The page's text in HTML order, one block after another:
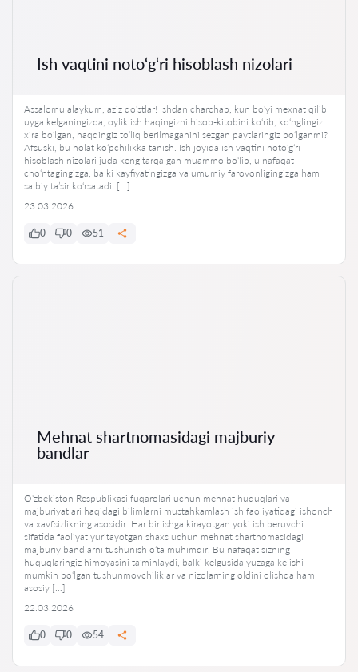
Ish vaqtini noto‘g‘ri hisoblash nizolari
Assalomu alaykum, aziz do‘stlar! Ishdan charchab, kun bo‘yi mexnat qilib
uyga kelganingizda, oylik ish haqingizni hisob-kitobini ko‘rib, ko‘nglingiz
xira bo‘lgan, haqqingiz to‘liq berilmaganini sezgan paytlaringiz bo‘lganmi?
Afsuski, bu holat ko‘pchilikka tanish. Ish joyida ish vaqtini noto‘g‘ri
hisoblash nizolari juda keng tarqalgan muammo bo‘lib, u nafaqat
cho‘ntagingizga, balki kayfiyatingizga va umumiy farovonligingizga ham
salbiy ta’sir ko‘rsatadi. […]
23.03.2026
0 0 51
Mehnat shartnomasidagi majburiy
bandlar
O‘zbekiston Respublikasi fuqarolari uchun mehnat huquqlari va
majburiyatlari haqidagi bilimlarni mustahkamlash ish faoliyatidagi ishonch
va xavfsizlikning asosidir. Har bir ishga kirayotgan yoki ish beruvchi
sifatida faoliyat yuritayotgan shaxs uchun mehnat shartnomasidagi
majburiy bandlarni tushunish o‘ta muhimdir. Bu nafaqat sizning
huquqlaringiz himoyasini ta’minlaydi, balki kelgusida yuzaga kelishi
mumkin bo‘lgan tushunmovchiliklar va nizolarning oldini olishda ham
asosiy […]
22.03.2026
0 0 54